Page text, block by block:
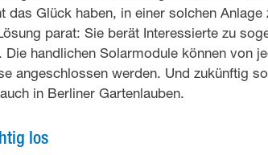
das Glück haben, in einer solchen
parat: Sie berät Interessierte zu
. Die handlichen Solarmodule können von
angeschlossen werden. Und zukünftig
in Berliner Gartenlauben.
los